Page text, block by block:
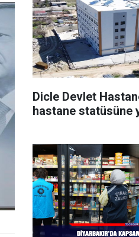
Dicle Devlet
hastane statüsüne